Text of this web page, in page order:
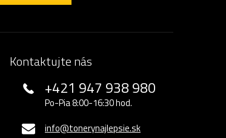
Kontaktujte nás
+421 947 938 980
Po-Pia 8:00-16:30 hod.
info@tonerynajlepsie.sk